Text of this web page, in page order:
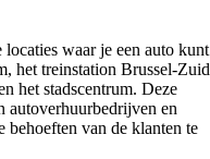
waar je een auto kunt
het treinstation Brussel-Zuid
het stadscentrum. Deze
autoverhuurbedrijven en
behoeften van de klanten te